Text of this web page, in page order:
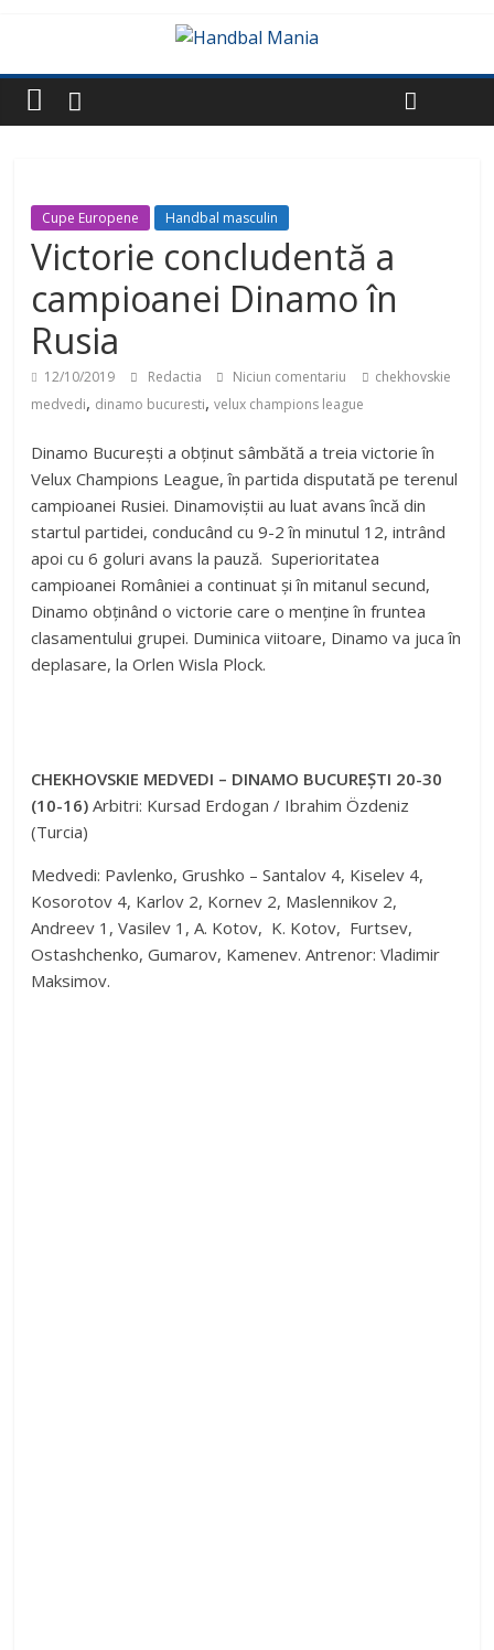
Cupe Europene Handbal masculin
Victorie concludentă a
campioanei Dinamo în
Rusia
12/10/2019 Redactia Niciun comentariu
chekhovskie
medvedi, dinamo bucuresti,velux champions league
Dinamo București a obținut sâmbătă a treia victorie în
Velux Champions League, în partida disputată pe terenul
campioanei Rusiei. Dinamoviștii au luat avans încă din
startul partidei, conducând cu 9-2 în minutul 12, intrând
apoi cu 6 goluri avans la pauză. Superioritatea
campioanei României a continuat și în mitanul secund,
Dinamo obținând o victorie care o menține în fruntea
clasamentului grupei. Duminica viitoare, Dinamo va juca în
deplasare, la Orlen Wisla Plock.
CHEKHOVSKIE MEDVEDI – DINAMO BUCUREȘTI 20-30
(10-16) Arbitri: Kursad Erdogan / Ibrahim Özdeniz
(Turcia)
Medvedi: Pavlenko, Grushko – Santalov 4, Kiselev 4,
Kosorotov 4, Karlov 2, Kornev 2, Maslennikov 2,
Andreev 1, Vasilev 1, A. Kotov, K. Kotov, Furtsev,
Ostashchenko, Gumarov, Kamenev. Antrenor: Vladimir
Maksimov.